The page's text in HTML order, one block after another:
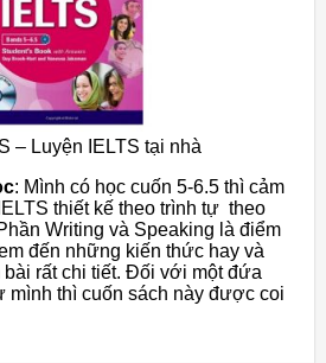
– Luyện IELTS tại nhà
: Mình có học cuốn 5-6.5 thì cảm
thiết kế theo trình tự theo
Writing và Speaking là điểm
đến những kiến thức hay và
rất chi tiết. Đối với một đứa
mình thì cuốn sách này được coi